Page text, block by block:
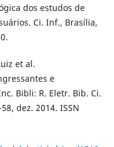
dos estudos de
Ci. Inf., Brasília,
et al.
e
Bibli: R. Eletr. Bib. Ci.
dez. 2014. ISSN